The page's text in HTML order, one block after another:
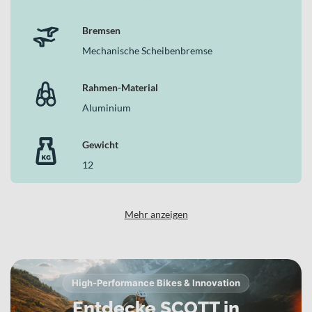
Bremsen
Mechanische Scheibenbremse
Rahmen-Material
Aluminium
Gewicht
12
Mehr anzeigen
High-Performance Bikes & Innovation
Entdecke SCOTT in